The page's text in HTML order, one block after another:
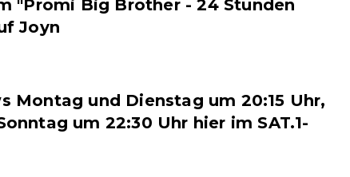
"Promi Big Brother - 24 Stunden
Joyn
Montag und Dienstag um 20:15 Uhr,
um 22:30 Uhr hier im SAT.1-